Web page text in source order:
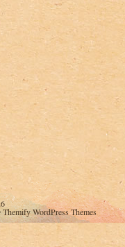
Themify WordPress Themes